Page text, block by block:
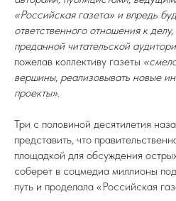
«Российская газета» и впредь
ответственного отношения к
преданной читательской
пожелав коллективу газеты
вершины, реализовывать новые
проекты».
Три с половиной десятилетия
представить, что
площадкой для обсуждения
соберет в соцмедиа миллионы
путь и проделала «Российская